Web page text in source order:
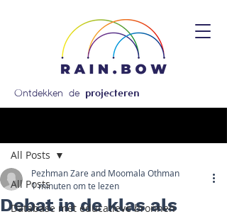
Ontdekken de projecteren
All Posts
Database met educatieve bronnen
All Posts
Debat in de klas als
Pezhman Zare and Moomala Othman
1 minuten om te lezen